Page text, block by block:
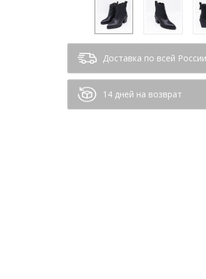
Доставка по всей России
14 дней на возврат